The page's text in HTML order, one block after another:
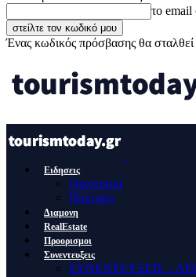
το email
Ένας κωδικός πρόσβασης θα
Ειδησεις
Οικονομια
Πολιτικη
Διαμονη
RealEstate
Προορισμοι
Συνεντευξεις
ΣΥΝΕΝΤΕΥΞΕΙΣ –